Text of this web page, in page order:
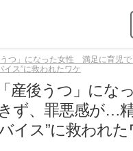
うつ」になった女性 満足に育児
イス”に救われたワケ
「産後うつ」に
ず、罪悪感が…
イス”に救われた